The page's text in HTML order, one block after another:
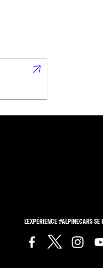
L'EXPÉRIENCE #ALPINECARS SE